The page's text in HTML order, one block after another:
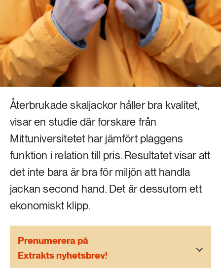
Mat & jordbruk
Skog
Social hållbarhet
252 ARTIKLAR
Landsbygd
939 ARTIKLAR
Livsstil & konsumtion
612 ARTIKLAR
262 ARTIKLAR
Skog
Social hållbarhet
Återbrukade skaljackor håller bra kvalitet,
visar en studie där forskare från
Mittuniversitetet har jämfört plaggens
funktion i relation till pris. Resultatet visar att
det inte bara är bra för miljön att handla
jackan second hand. Det är dessutom ett
ekonomiskt klipp.
Prenumerera på
Extrakts nyhetsbrev!